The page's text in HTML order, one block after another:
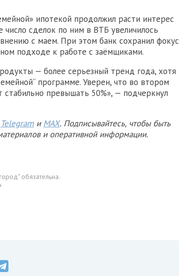
ипотекой продолжил расти интерес
сделок по ним в ВТБ увеличилось
с маем. При этом банк сохранил фокус
подходе к работе с заёмщиками.
— более серьезный тренд года, хотя
программе. Уверен, что во втором
превышать 50%», — подчеркнул
Telegram и MAX. Подписывайтесь, чтобы быть
и оперативной информации.
обязательна.